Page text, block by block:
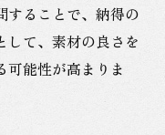
することで、納得の
して、素材の良さを
可能性が高まりま